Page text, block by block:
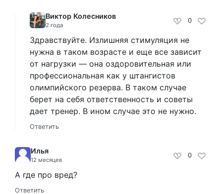
Виктор Колесников
2 года
0
Здравствуйте. Излишняя стимуляция не
нужна в таком возрасте и еще все зависит
от нагрузки — она оздоровительная или
профессиональная как у штангистов
олимпийского резерва. В таком случае
берет на себя ответственность и советы
дает тренер. В ином случае это не нужно.
Ответить
Илья
12 месяцев
0
А где про вред?
Ответить